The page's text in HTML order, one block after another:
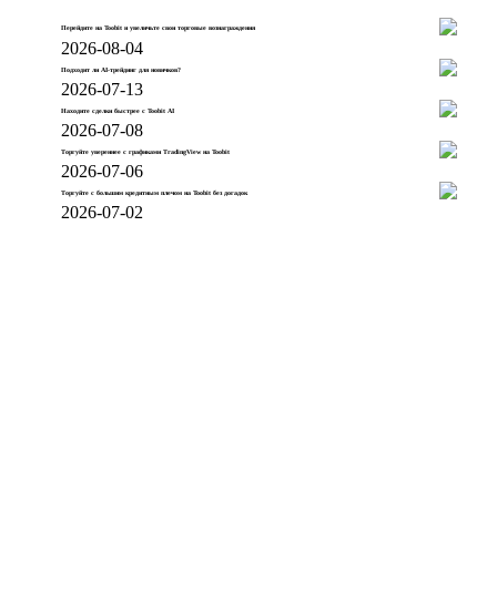
Перейдите на Toobit и увеличьте свои торговые вознаграждения
2026-08-04
Подходит ли AI-трейдинг для новичков?
2026-07-13
Находите сделки быстрее с Toobit AI
2026-07-08
Торгуйте увереннее с графиками TradingView на Toobit
2026-07-06
Торгуйте с большим кредитным плечом на Toobit без догадок
2026-07-02